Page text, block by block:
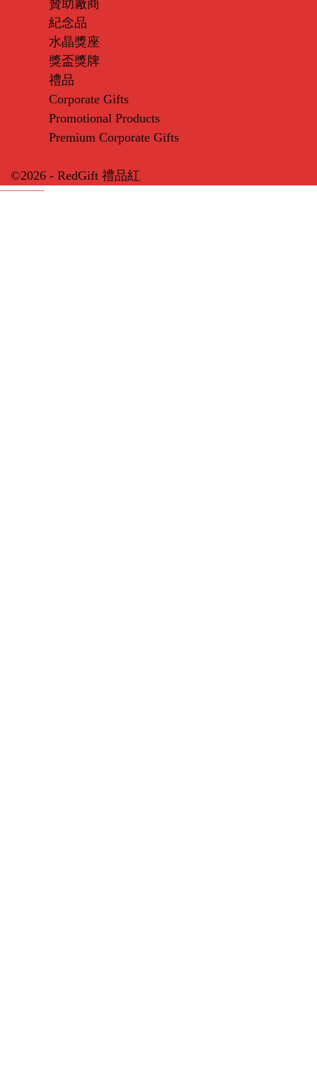
贊助廠商
紀念品
水晶獎座
獎盃獎牌
禮品
Corporate Gifts
Promotional Products
Premium Corporate Gifts
©2026 - RedGift 禮品紅